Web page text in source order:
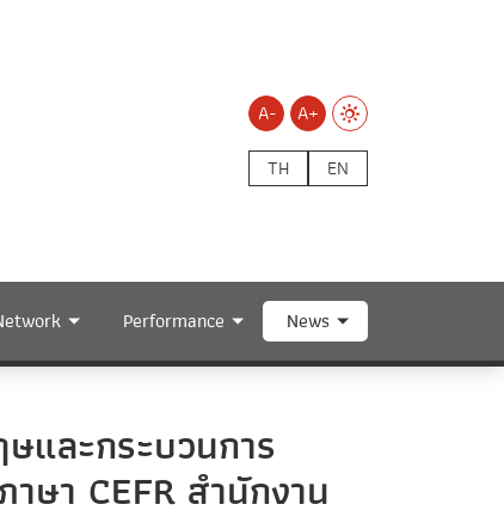
A-
A+
TH
EN
Performance News
และกระบวนการ
ษา CEFR สำนักงาน